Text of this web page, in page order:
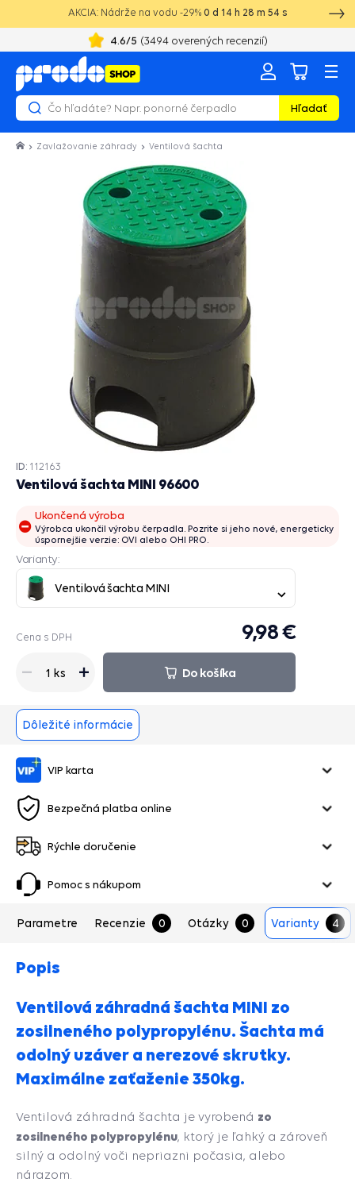
AKCIA: Nádrže na vodu -29% 0 d 14 h 28 m 53 s
4.6/5 (3494overených recenzií)
Hľadať
Zavlažovanie záhrady Ventilová šachta
Ventilová šachta MINI 96600
ID: 112163
Ukončená výroba
Výrobca ukončil výrobu čerpadla. Pozrite si jeho nové, energeticky
úspornejšie verzie: OVI alebo OHI PRO.
Varianty:
Ventilová šachta MINI
Cena s DPH 9,98 €
1 ks Do košíka
Dôležité informácie
VIP karta
Bezpečná platba online
Rýchle doručenie
Pomoc s nákupom
Parametre Recenzie 0 Otázky 0 Varianty 4
Popis
Ventilová záhradná šachta MINI zo
zosilneného polypropylénu. Šachta má
odolný uzáver a nerezové skrutky.
Maximálne zaťaženie 350kg.
Ventilová záhradná šachta je vyrobená zo
zosilneného polypropylénu, ktorý je ľahký a zároveň
silný a odolný voči nepriazni počasia, alebo
nárazom.